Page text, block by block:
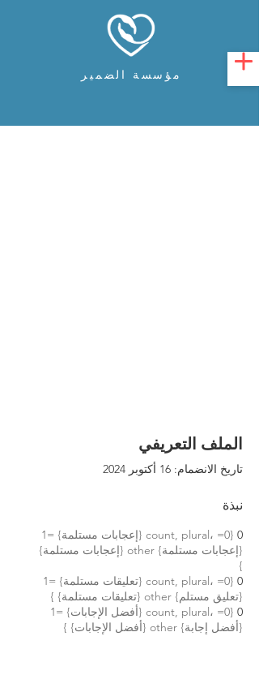
مؤسسة الضمير
الملف التعريفي
تاريخ الانضمام: 16 أكتوبر 2024
نبذة
0
{count, plural، =0 {إعجابات مستلمة} =1
{إعجابات مستلمة} other {إعجابات مستلمة}
}
0
{count, plural، =0 {تعليقات مستلمة} =1
{تعليق مستلم} other {تعليقات مستلمة} }
0
{count, plural، =0 {أفضل الإجابات} =1
{أفضل إجابة} other {أفضل الإجابات} }